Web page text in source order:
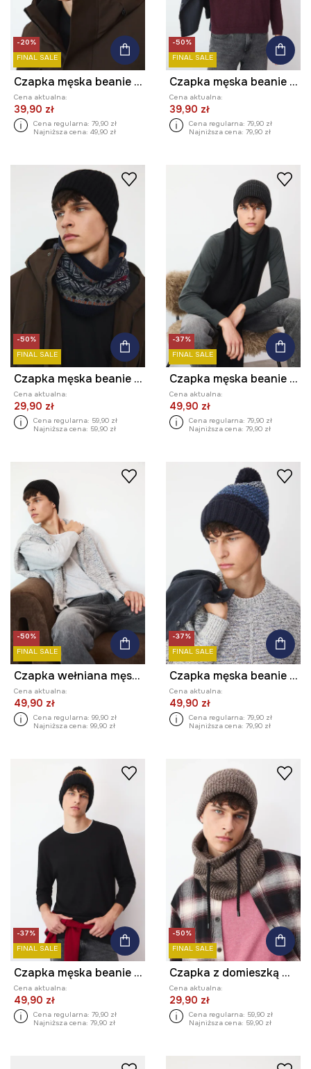
-20%
FINAL SALE
Czapka męska beanie z pomponem
Cena aktualna:
39,90 zł
Cena regularna: 79,90 zł
Najniższa cena: 49,90 zł
-50%
FINAL SALE
Czapka męska beanie z pomponem
Cena aktualna:
39,90 zł
Cena regularna: 79,90 zł
Najniższa cena: 79,90 zł
-50%
FINAL SALE
Czapka męska beanie prążkowana
Cena aktualna:
29,90 zł
Cena regularna: 59,90 zł
Najniższa cena: 59,90 zł
-37%
FINAL SALE
Czapka męska beanie z domieszką wełny i kaszmiru
Cena aktualna:
49,90 zł
Cena regularna: 79,90 zł
Najniższa cena: 79,90 zł
-50%
FINAL SALE
Czapka wełniana męska beanie
Cena aktualna:
49,90 zł
Cena regularna: 99,90 zł
Najniższa cena: 99,90 zł
-37%
FINAL SALE
Czapka męska beanie z pomponem
Cena aktualna:
49,90 zł
Cena regularna: 79,90 zł
Najniższa cena: 79,90 zł
-37%
FINAL SALE
Czapka męska beanie z pomponem
Cena aktualna:
49,90 zł
Cena regularna: 79,90 zł
Najniższa cena: 79,90 zł
-50%
FINAL SALE
Czapka z domieszką wełny męska beanie melanżowa
Cena aktualna:
29,90 zł
Cena regularna: 59,90 zł
Najniższa cena: 59,90 zł